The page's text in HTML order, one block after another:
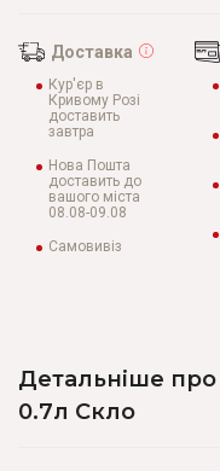
Доставка
Кур'єр в
Кривому Розі
доставить
завтра
Нова Пошта
доставить до
вашого міста
08.08-09.08
Самовивіз
Детальніше
0.7л Скло